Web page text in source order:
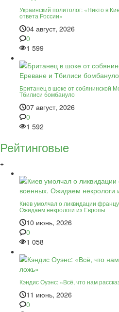
Украинский политолог: «Никто в
ответа России»
04 август, 2026
0
1 599
Британец в шоке от собянинской
Тбилиси бомбануло
07 август, 2026
0
1 592
Рейтинговые
+
Киев умолчал о ликвидации
Ожидаем некрологи из Европы
10 июнь, 2026
0
1 058
Кэндис Оуэнс: «Всё, что нам
11 июнь, 2026
0